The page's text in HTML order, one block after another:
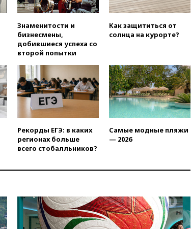
вчера, 20:00Зеленский 8
официальным визитом
вчера, 19:58
отмене ЕГЭ
вчера, 19:50Аэропорты Сочи и
Ярославля приостановили
работу
вчера, 19:35 WP: Трамп
республиканцев поддержать
Вэнса на выборах 2028 года
2022 года
аэропорт Геленджика
возобновили работу
вчера, 19:00Путин уточнил
Знаменитости и
бизнесмены,
добившиеся успеха со
второй попытки
Как защититься от
солнца на курорте?
Рекорды ЕГЭ: в каких
регионах больше
всего стобалльников?
Самые модные пляжи
— 2026